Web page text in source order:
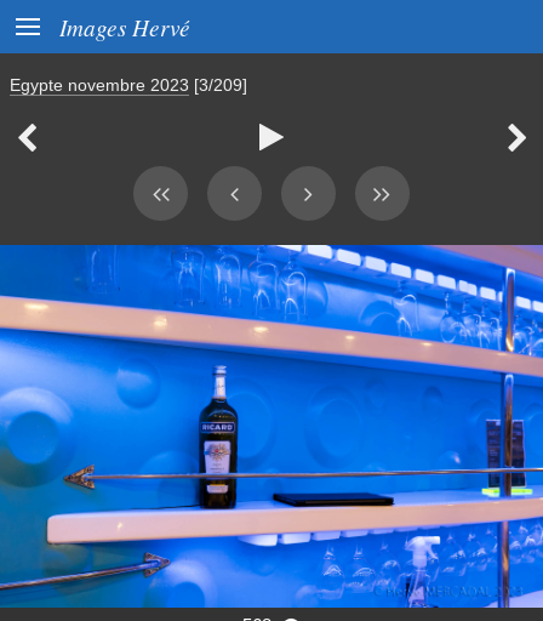
 Images Hervé
Egypte novembre 2023 [3/209]
  